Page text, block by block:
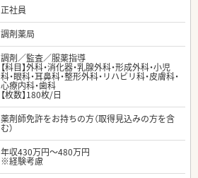
正社員
調剤薬局
調剤／監査／服薬指導
【科目】外科・消化器・乳腺外科・形成外科・小児
科・眼科・耳鼻科・整形外科・リハビリ科・皮膚科・
心療内科・歯科
【枚数】180枚/日
薬剤師免許をお持ちの方（取得見込みの方を含
む）
年収430万円～480万円
※経験考慮